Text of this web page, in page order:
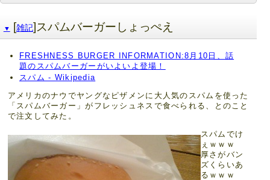
▼ [雑記]スパムバーガーしょっぺえ
FRESHNESS BURGER INFORMATION:8月10日、話
題のスパムバーガーがいよいよ登場！
スパム - Wikipedia
アメリカのナウでヤングなピザメンに大人気のスパムを使った
「スパムバーガー」がフレッシュネスで食べられる、とのこと
で注文してみた。
スパムでけ
ぇｗｗｗ
厚さがバン
ズくらいあ
るｗｗｗ